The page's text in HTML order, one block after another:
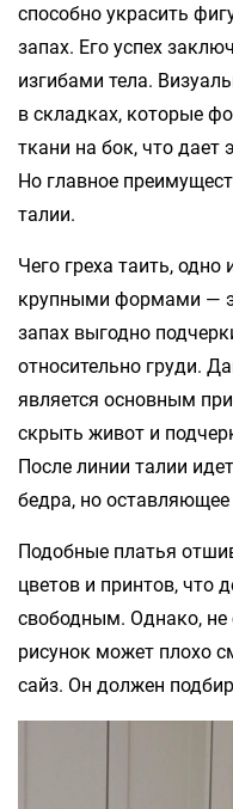
способно украсить
запах. Его успех
изгибами тела.
в складках, которые
ткани на бок, что дает
Но главное
талии.
Чего греха таить,
крупными формами —
запах выгодно
относительно груди.
является основным
скрыть живот и
После линии талии
бедра, но
Подобные платья
цветов и принтов, что
свободным. Однако, не
рисунок может плохо
сайз. Он должен